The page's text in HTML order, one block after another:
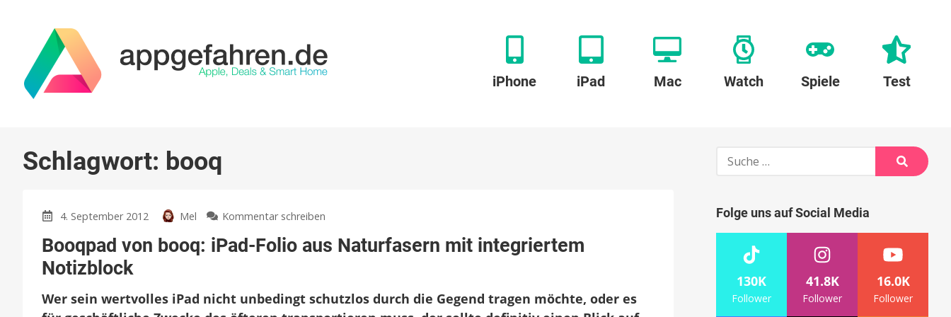
iPhone iPad Mac Watch Spiele Test
Schlagwort: booq
4. September 2012 Mel Kommentar schreiben
von
aus
Booqpad von booq: iPad-Folio aus Naturfasern mit integriertem
Notizblock
Wer sein wertvolles iPad nicht unbedingt schutzlos durch die Gegend tragen möchte, oder es
Suche
Suche
Folge uns auf Social Media
130K
Follower
41.8K
Follower
16.0K
Follower